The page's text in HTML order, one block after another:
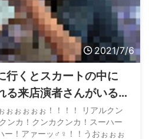
2021/7/6
行くとスカートの中に
る来店演者さんがいる
ぉぉぉぉぉ！！！！ リアルクン
ンカ！クンカクンカ！スーハー
ー！アァーッ♂♀！！うおぉぉぉ